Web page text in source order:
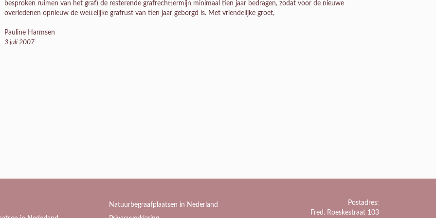
besproken ruimen van het graf) de resterende grafrechttermijn minimaal tien jaar bedragen, zodat voor de nieuwe
overledenen opnieuw de wettelijke grafrust van tien jaar geborgd is. Met vriendelijke groet,
Pauline Harmsen
3 juli 2007
Natuurbegraafplaatsen in Nederland
Postadres:
Fred. Roeskestraat 103